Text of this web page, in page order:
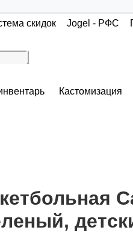
скидок Jogel - РФС
Кастомизация
по розничной цене